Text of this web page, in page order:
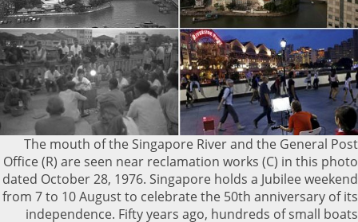
The mouth of the Singapore River and the General Post
Office (R) are seen near reclamation works (C) in this photo
dated October 28, 1976. Singapore holds a Jubilee weekend
from 7 to 10 August to celebrate the 50th anniversary of its
independence. Fifty years ago, hundreds of small boats